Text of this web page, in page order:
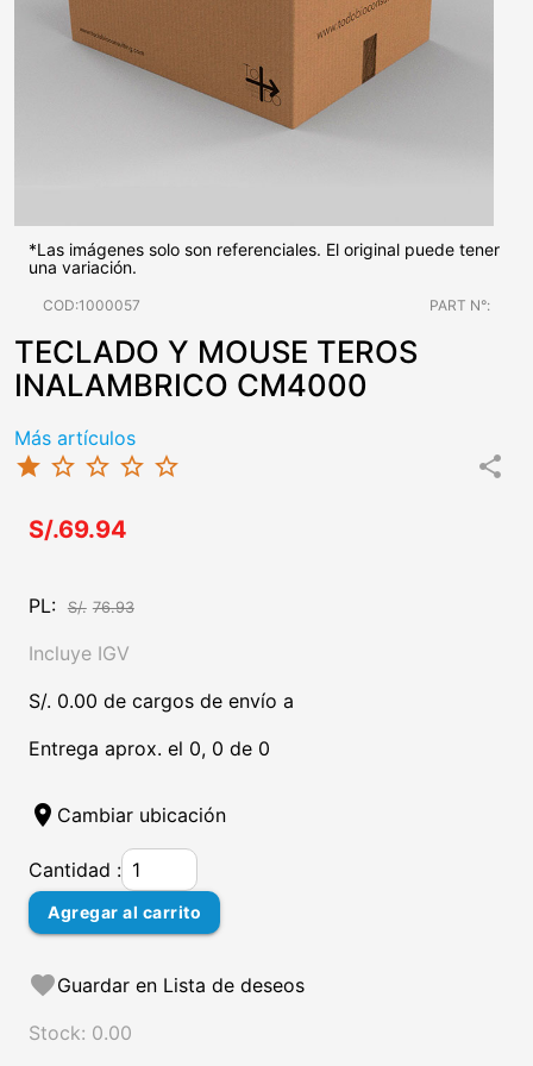
*Las imágenes solo son referenciales. El original puede tener
una variación.
COD:1000057 PART N°:
TECLADO Y MOUSE TEROS
INALAMBRICO CM4000
Más artículos
star star_border star_border star_border star_border share
S/.69.94
PL: S/. 76.93
Incluye IGV
S/. 0.00 de cargos de envío a
Entrega aprox. el 0, 0 de 0
location_on Cambiar ubicación
Cantidad :
Agregar al carrito
favoriteGuardar en Lista de deseos
Stock: 0.00